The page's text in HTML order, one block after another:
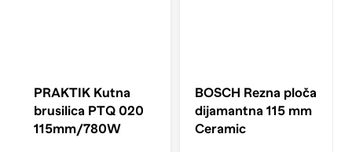
PRAKTIK Kutna
brusilica PTQ 020
115mm/780W
BOSCH Rezna ploča
dijamantna 115 mm
Ceramic